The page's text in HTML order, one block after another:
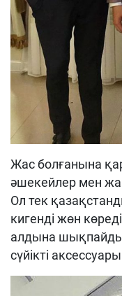
Жас болғанына
әшекейлер мен
Ол тек
кигенді жөн
алдына
сүйікті